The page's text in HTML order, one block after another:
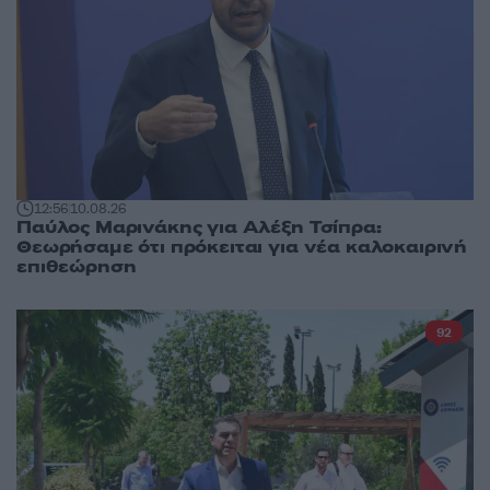
12:5610.08.26
Παύλος Μαρινάκης για Αλέξη Τσίπρα:
Θεωρήσαμε ότι πρόκειται για νέα καλοκαιρινή
επιθεώρηση
92